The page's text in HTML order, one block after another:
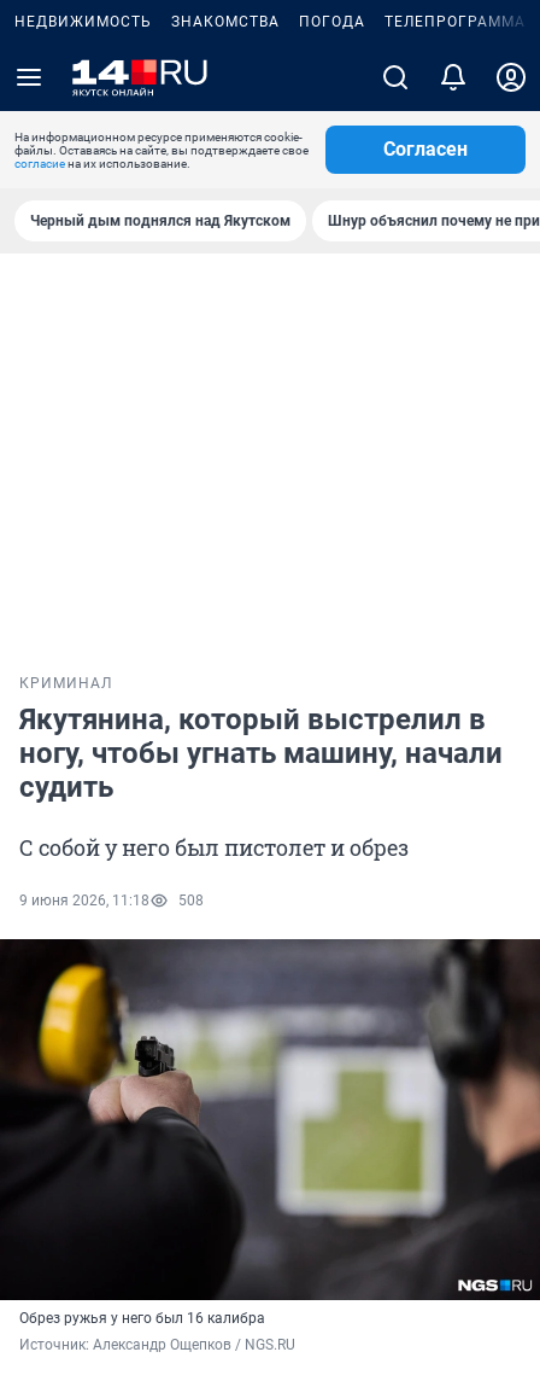
НЕДВИЖИМОСТЬ ЗНАКОМСТВА ПОГОДА ТЕЛЕПРОГРАММА
На информационном ресурсе применяются cookie-
файлы. Оставаясь на сайте, вы подтверждаете свое
согласиена их использование.
Согласен
Черный дым поднялся над Якутском Шнур объяснил почему не
КРИМИНАЛ
Якутянина, который выстрелил в
ногу, чтобы угнать машину, начали
судить
С собой у него был пистолет и обрез
9 июня 2026, 11:18 508
Обрез ружья у него был 16 калибра
Источник: Александр Ощепков / NGS.RU